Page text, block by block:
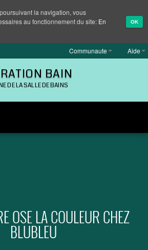
Communaute Aide
BAIN
DE LA SALLE DE BAINS
OSE LA COULEUR CHEZ
BLUBLEU
la navigation, vous
au fonctionnement du site: En
OK